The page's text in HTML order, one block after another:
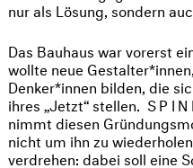
nur als Lösung, sondern
Das Bauhaus war vorerst
wollte neue
Denker*innen bilden, die
ihres „Jetzt“ stellen.
nimmt diesen
nicht um ihn zu
verdrehen: dabei soll eine